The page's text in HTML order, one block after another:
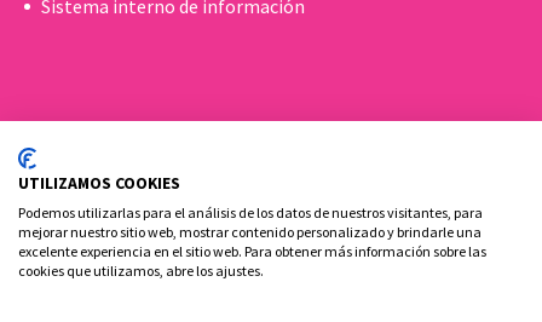
Sistema interno de información
UTILIZAMOS COOKIES
Podemos utilizarlas para el análisis de los datos de nuestros visitantes, para
mejorar nuestro sitio web, mostrar contenido personalizado y brindarle una
excelente experiencia en el sitio web. Para obtener más información sobre las
cookies que utilizamos, abre los ajustes.